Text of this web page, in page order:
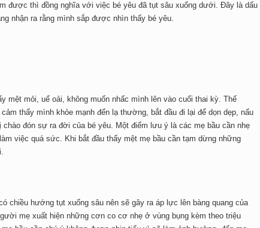
được thì đồng nghĩa với việc bé yêu đã tụt sâu xuống dưới. Đây là dấu
nhận ra rằng mình sắp được nhìn thấy bé yêu.
mỏi, uể oải, không muốn nhấc mình lên vào cuối thai kỳ. Thế
thấy mình khỏe mạnh đến lạ thường, bắt đầu đi lại để dọn dẹp, nấu
đón sự ra đời của bé yêu. Một điểm lưu ý là các mẹ bầu cần nhẹ
việc quá sức. Khi bắt đầu thấy mệt mẹ bầu cần tạm dừng những
chiều hướng tụt xuống sâu nên sẽ gây ra áp lực lên bàng quang của
mẹ xuất hiện những cơn co cơ nhẹ ở vùng bụng kèm theo triệu